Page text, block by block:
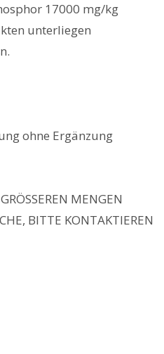
17000 mg/kg
unterliegen
ohne Ergänzung
MENGEN
BITTE KONTAKTIEREN